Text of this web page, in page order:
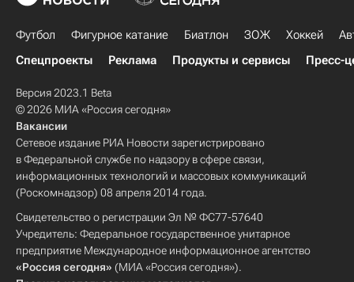
Футбол Фигурное катание Биатлон ЗОЖ Хоккей
Спецпроекты
Реклама Продукты и сервисы Пресс-
Версия 2023.1 Beta
© 2026 МИА «Россия сегодня»
Вакансии
Сетевое издание РИА Новости зарегистрировано
в Федеральной службе по надзору в сфере связи,
информационных технологий и массовых коммуникаций
(Роскомнадзор) 08 апреля 2014 года.
Свидетельство о регистрации Эл № ФС77-57640
Учредитель: Федеральное государственное унитарное
предприятие Международное информационное агентство
«Россия сегодня» (МИА «Россия сегодня»).